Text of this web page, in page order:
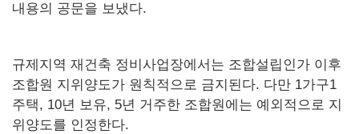
내용의 공문을 보냈다.
규제지역 재건축 정비사업장에서는 조합설립인가 이후
조합원 지위양도가 원칙적으로 금지된다. 다만 1가구1
주택, 10년 보유, 5년 거주한 조합원에는 예외적으로 지
위양도를 인정한다.